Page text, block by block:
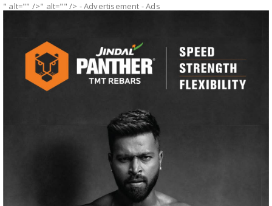
" alt="" />" alt="" /> - Advertisement -Ads